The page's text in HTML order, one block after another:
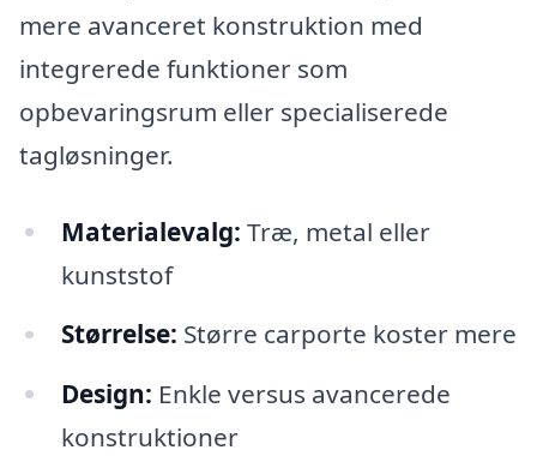
mere avanceret konstruktion med
integrerede funktioner som
opbevaringsrum eller specialiserede
tagløsninger.
Materialevalg: Træ, metal eller
kunststof
Størrelse: Større carporte koster mere
Design: Enkle versus avancerede
konstruktioner